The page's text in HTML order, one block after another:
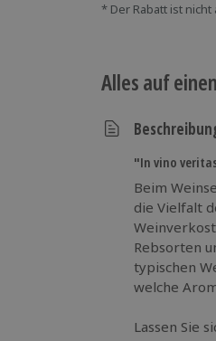
* Der Rabatt ist
Alles auf
"In vino
Beim
die Vielfalt
Rebsorten
typischen
welche
Lassen Sie